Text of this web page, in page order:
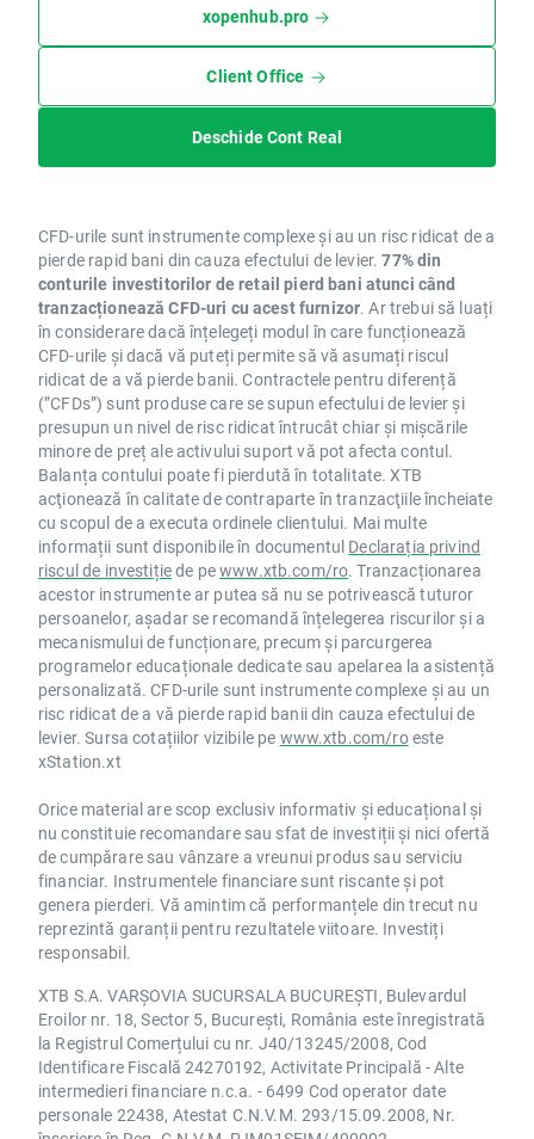
xopenhub.pro
Client Office
Deschide Cont Real
CFD-urile sunt instrumente complexe și au un risc ridicat de a
pierde rapid bani din cauza efectului de levier.77% din
conturile investitorilor de retail pierd bani atunci când
tranzacționează CFD-uri cu acest furnizor. Ar trebui să luați
în considerare dacă înțelegeți modul în care funcționează
CFD-urile și dacă vă puteți permite să vă asumați riscul
ridicat de a vă pierde banii. Contractele pentru diferență
(”CFDs”) sunt produse care se supun efectului de levier și
presupun un nivel de risc ridicat întrucât chiar și mișcările
minore de preț ale activului suport vă pot afecta contul.
Balanța contului poate fi pierdută în totalitate. XTB
acţionează în calitate de contraparte în tranzacţiile încheiate
cu scopul de a executa ordinele clientului. Mai multe
informații sunt disponibile în documentul Declarația privind
riscul de investițiede pewww.xtb.com/ro. Tranzacționarea
acestor instrumente ar putea să nu se potrivească tuturor
persoanelor, așadar se recomandă înțelegerea riscurilor și a
mecanismului de funcționare, precum și parcurgerea
programelor educaționale dedicate sau apelarea la asistență
personalizată. CFD-urile sunt instrumente complexe și au un
risc ridicat de a vă pierde rapid banii din cauza efectului de
levier. Sursa cotațiilor vizibile pe www.xtb.com/roeste
xStation.xt
Orice material are scop exclusiv informativ și educațional și
nu constituie recomandare sau sfat de investiții și nici ofertă
de cumpărare sau vânzare a vreunui produs sau serviciu
financiar. Instrumentele financiare sunt riscante și pot
genera pierderi. Vă amintim că performanțele din trecut nu
reprezintă garanții pentru rezultatele viitoare. Investiți
responsabil.
XTB S.A. VARȘOVIA SUCURSALA BUCUREȘTI, Bulevardul
Eroilor nr. 18, Sector 5, București, România este înregistrată
la Registrul Comerțului cu nr. J40/13245/2008, Cod
Identificare Fiscală 24270192, Activitate Principală - Alte
intermedieri financiare n.c.a. - 6499 Cod operator date
personale 22438, Atestat C.N.V.M. 293/15.09.2008, Nr.